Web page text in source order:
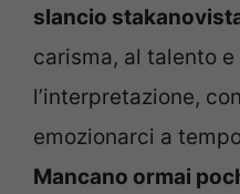
slancio
carisma, al talento
l’interpretazione,
emozionarci a
Mancano ormai